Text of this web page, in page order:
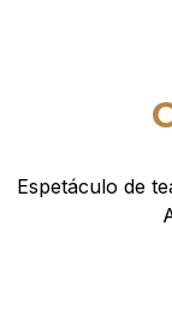
Espetáculo de